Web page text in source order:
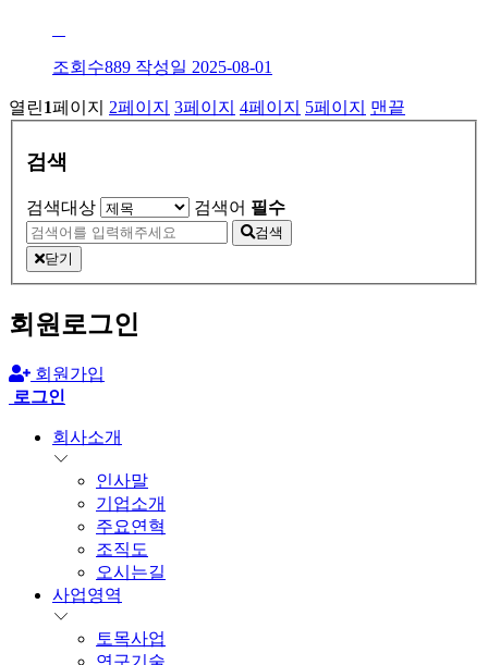
조회수889 작성일 2025-08-01
열린1페이지 2페이지 3페이지 4페이지 5페이지 맨끝
검색
검색대상 검색어 필수
검색
닫기
회원로그인
회원가입
로그인
회사소개
인사말
기업소개
주요연혁
조직도
오시는길
사업영역
토목사업
연구기술